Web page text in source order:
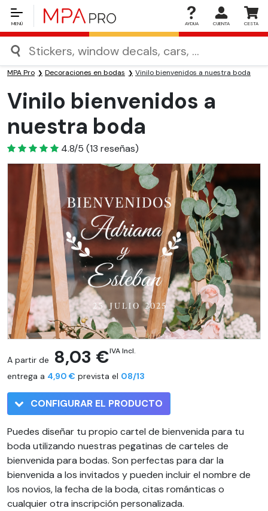
MENÚ AYDUA CUENTA CESTA
MPA Pro Decoraciones en bodas Vinilo bienvenidos a nuestra boda
Vinilo bienvenidos a
nuestra boda
4.8
4.8/5 (13 reseñas)
A partir de 8,03 €IVA Incl.
entrega a 4,90 € prevista el 08/13
CONFIGURAR EL PRODUCTO
Puedes diseñar tu propio cartel de bienvenida para tu
boda utilizando nuestras pegatinas de carteles de
bienvenida para bodas. Son perfectas para dar la
bienvenida a los invitados y pueden incluir el nombre de
los novios, la fecha de la boda, citas románticas o
cualquier otra inscripción personalizada.